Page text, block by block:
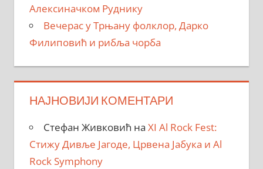
Алексиначком Руднику
Вечерас у Трњану фолклор, Дарко
Филиповић и рибља чорба
НАЈНОВИЈИ КОМЕНТАРИ
Стефан Живковић на XI Al Rock Fest:
Стижу Дивље Јагоде, Црвена Јабука и Al
Rock Symphony